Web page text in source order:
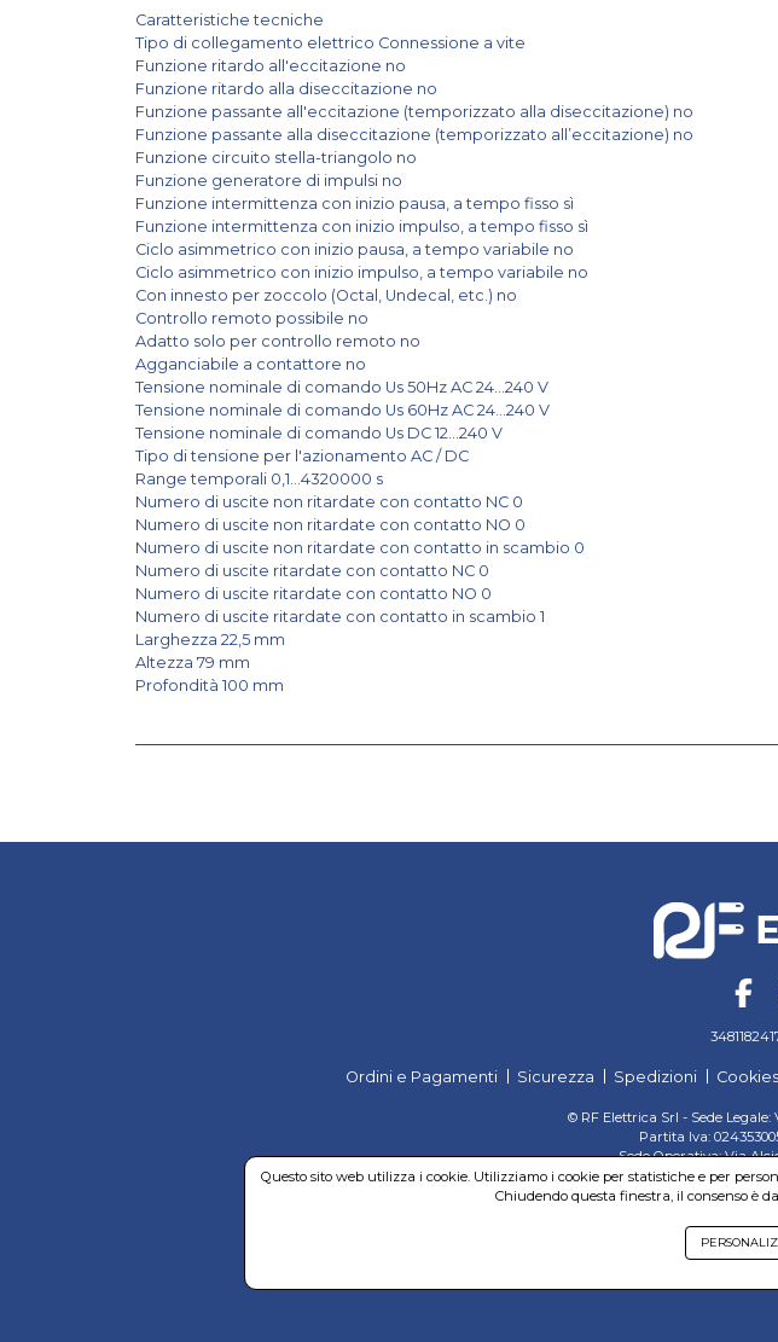
Caratteristiche tecniche
Tipo di collegamento elettrico Connessione a vite
Funzione ritardo all'eccitazione no
Funzione ritardo alla diseccitazione no
Funzione passante all'eccitazione (temporizzato alla diseccitazione) no
Funzione passante alla diseccitazione (temporizzato all’eccitazione) no
Funzione circuito stella-triangolo no
Funzione generatore di impulsi no
Funzione intermittenza con inizio pausa, a tempo fisso sì
Funzione intermittenza con inizio impulso, a tempo fisso sì
Ciclo asimmetrico con inizio pausa, a tempo variabile no
Ciclo asimmetrico con inizio impulso, a tempo variabile no
Con innesto per zoccolo (Octal, Undecal, etc.) no
Controllo remoto possibile no
Adatto solo per controllo remoto no
Agganciabile a contattore no
Tensione nominale di comando Us 50Hz AC 24...240 V
Tensione nominale di comando Us 60Hz AC 24...240 V
Tensione nominale di comando Us DC 12...240 V
Tipo di tensione per l'azionamento AC / DC
Range temporali 0,1...4320000 s
Numero di uscite non ritardate con contatto NC 0
Numero di uscite non ritardate con contatto NO 0
Numero di uscite non ritardate con contatto in scambio 0
Numero di uscite ritardate con contatto NC 0
Numero di uscite ritardate con contatto NO 0
Numero di uscite ritardate con contatto in scambio 1
Larghezza 22,5 mm
Altezza 79 mm
Profondità 100 mm
Ordini e Pagamenti Sicurezza Spedizioni Cookies
© RF Elettrica Srl - Sede Legale:
Partita Iva:
Sede Operativa: Via
Cap. Soc. 95.000,00 Euro Iscritta
Questo sito web utilizza i cookie. Utilizziamo i cookie per statistiche e per
Chiudendo questa finestra, il consenso è